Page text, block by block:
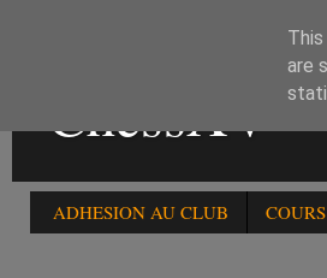
ChessXV
ADHESION AU CLUB
are